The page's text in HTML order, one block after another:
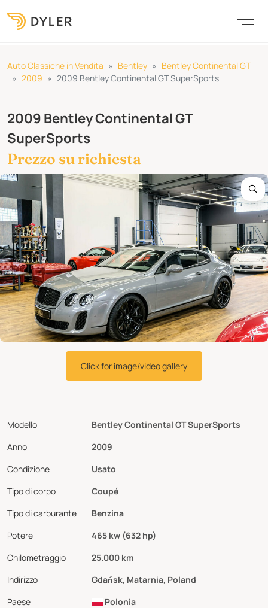
Auto Classiche in Vendita Bentley
Bentley Continental GT
2009
2009 Bentley Continental GT SuperSports
2009 Bentley Continental GT
SuperSports
Prezzo su richiesta
Modello
Bentley Continental GT SuperSports
Anno
2009
Condizione
Usato
Tipo di corpo
Coupé
Tipo di carburante
Benzina
Potere
465 kw (632 hp)
Chilometraggio
25.000 km
Indirizzo
Gdańsk, Matarnia, Poland
Paese
Polonia
Click for image/video gallery